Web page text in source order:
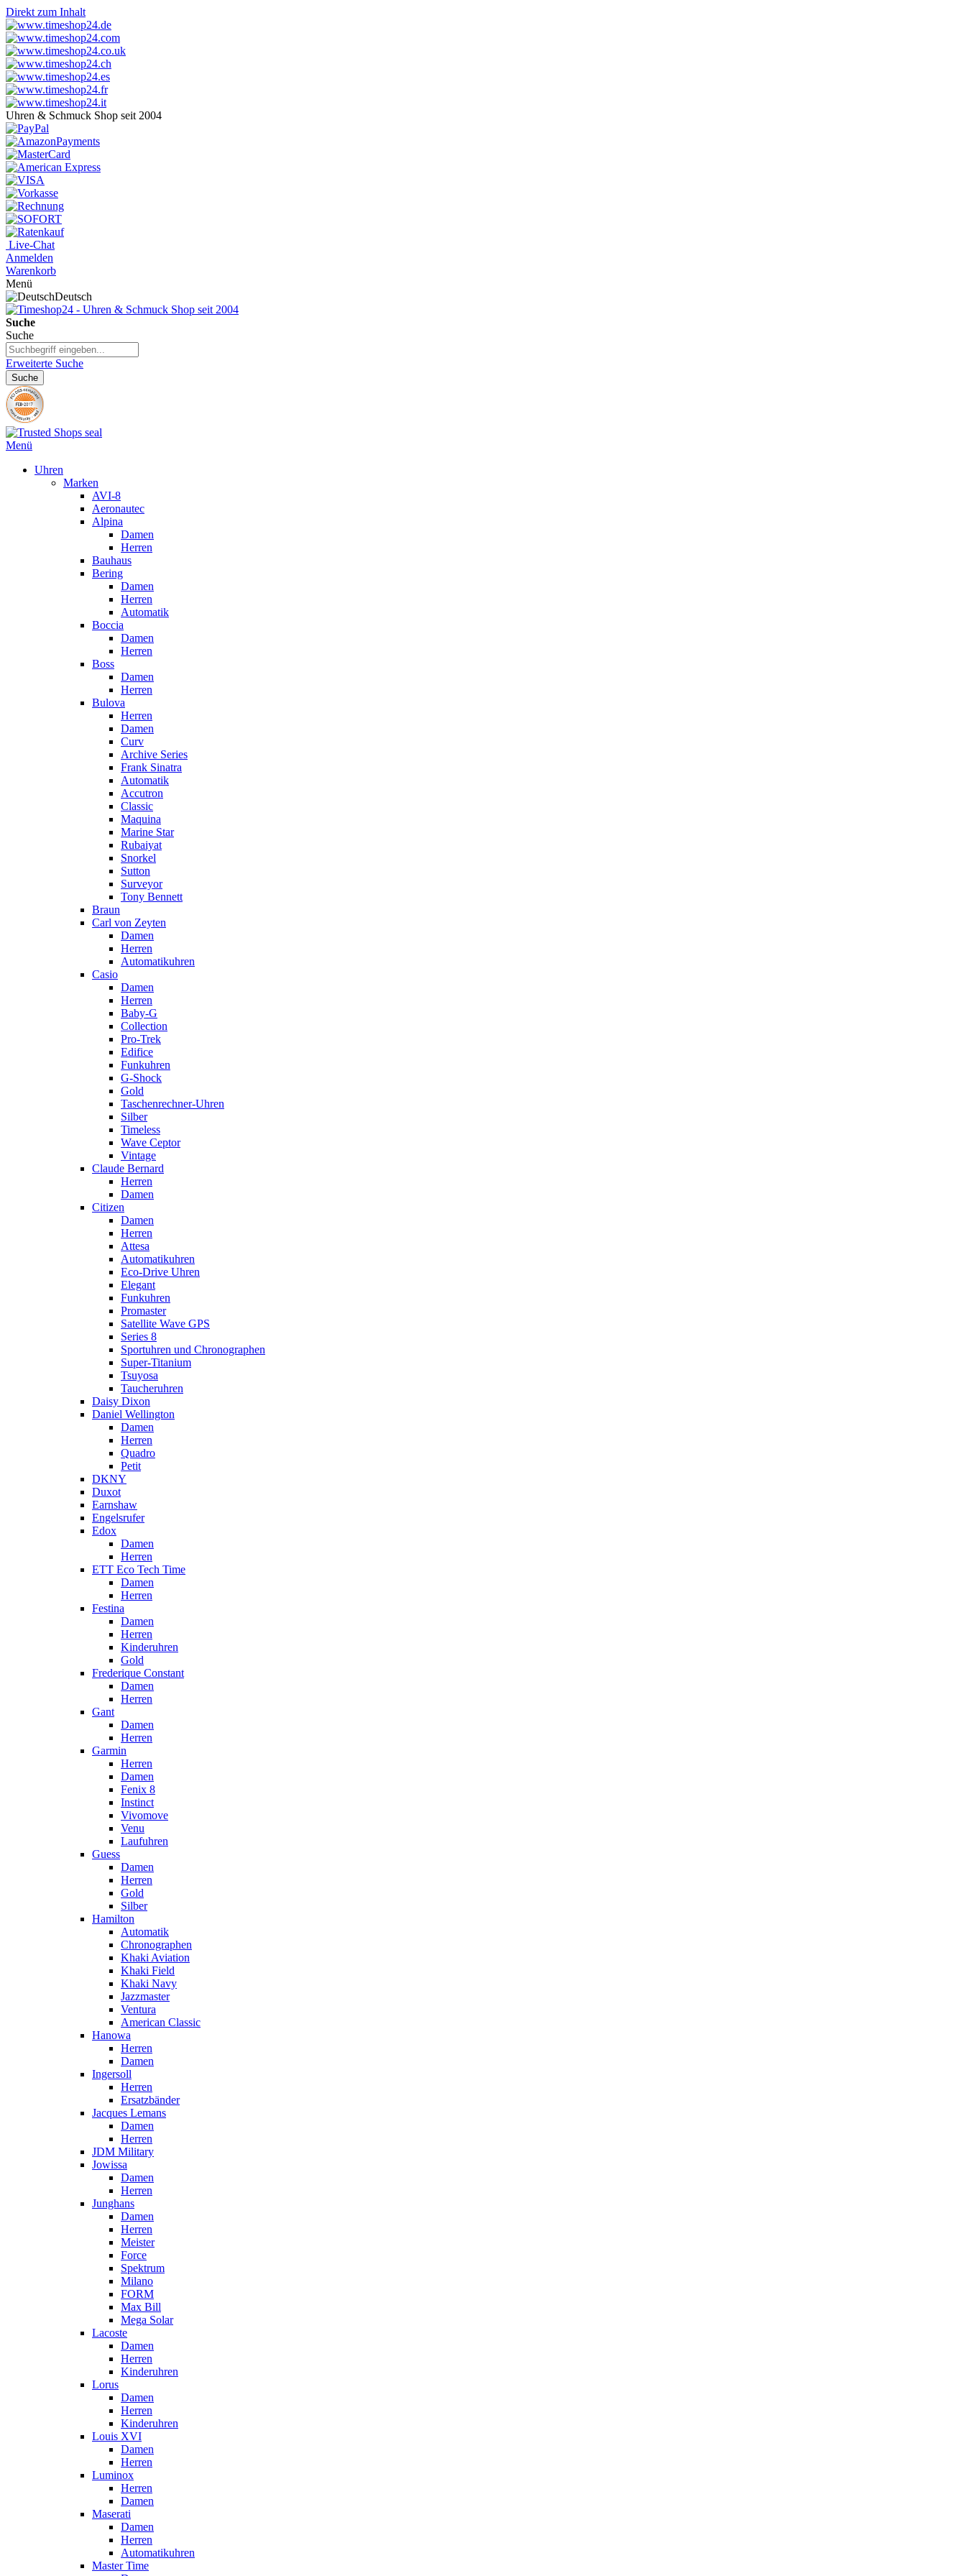
Direkt zum Inhalt
Uhren & Schmuck Shop seit 2004
Live-Chat
Anmelden
Warenkorb
Menü
Deutsch
Suche
Suche
Erweiterte Suche
Suche
Menü
Uhren
Marken
AVI-8
Aeronautec
Alpina
Damen
Herren
Bauhaus
Bering
Damen
Herren
Automatik
Boccia
Damen
Herren
Boss
Damen
Herren
Bulova
Herren
Damen
Curv
Archive Series
Frank Sinatra
Automatik
Accutron
Classic
Maquina
Marine Star
Rubaiyat
Snorkel
Sutton
Surveyor
Tony Bennett
Braun
Carl von Zeyten
Damen
Herren
Automatikuhren
Casio
Damen
Herren
Baby-G
Collection
Pro-Trek
Edifice
Funkuhren
G-Shock
Gold
Taschenrechner-Uhren
Silber
Timeless
Wave Ceptor
Vintage
Claude Bernard
Herren
Damen
Citizen
Damen
Herren
Attesa
Automatikuhren
Eco-Drive Uhren
Elegant
Funkuhren
Promaster
Satellite Wave GPS
Series 8
Sportuhren und Chronographen
Super-Titanium
Tsuyosa
Taucheruhren
Daisy Dixon
Daniel Wellington
Damen
Herren
Quadro
Petit
DKNY
Duxot
Earnshaw
Engelsrufer
Edox
Damen
Herren
ETT Eco Tech Time
Damen
Herren
Festina
Damen
Herren
Kinderuhren
Gold
Frederique Constant
Damen
Herren
Gant
Damen
Herren
Garmin
Herren
Damen
Fenix 8
Instinct
Vivomove
Venu
Laufuhren
Guess
Damen
Herren
Gold
Silber
Hamilton
Automatik
Chronographen
Khaki Aviation
Khaki Field
Khaki Navy
Jazzmaster
Ventura
American Classic
Hanowa
Herren
Damen
Ingersoll
Herren
Ersatzbänder
Jacques Lemans
Damen
Herren
JDM Military
Jowissa
Damen
Herren
Junghans
Damen
Herren
Meister
Force
Spektrum
Milano
FORM
Max Bill
Mega Solar
Lacoste
Damen
Herren
Kinderuhren
Lorus
Damen
Herren
Kinderuhren
Louis XVI
Damen
Herren
Luminox
Herren
Damen
Maserati
Damen
Herren
Automatikuhren
Master Time